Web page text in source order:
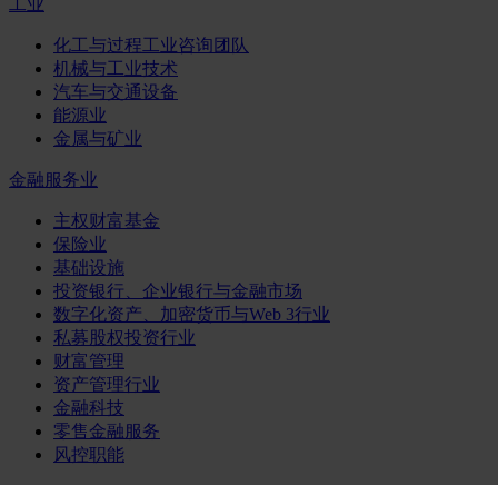
工业
化工与过程工业咨询团队
机械与工业技术
汽车与交通设备
能源业
金属与矿业
金融服务业
主权财富基金
保险业
基础设施
投资银行、企业银行与金融市场
数字化资产、加密货币与Web 3行业
私募股权投资行业
财富管理
资产管理行业
金融科技
零售金融服务
风控职能